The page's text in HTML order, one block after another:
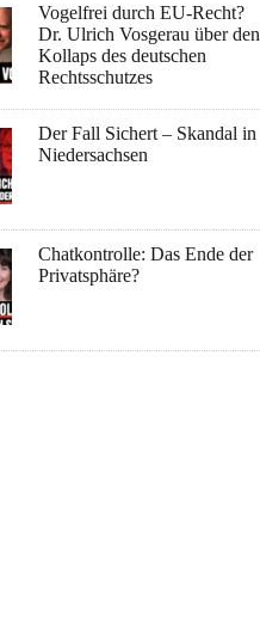
Vogelfrei durch EU-Recht?
Dr. Ulrich Vosgerau über den
Kollaps des deutschen
Rechtsschutzes
Der Fall Sichert – Skandal in
Niedersachsen
Chatkontrolle: Das Ende der
Privatsphäre?